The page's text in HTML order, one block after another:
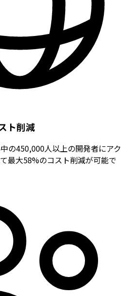
ト削減
の450,000人以上の開発者にアク
最大58%のコスト削減が可能で